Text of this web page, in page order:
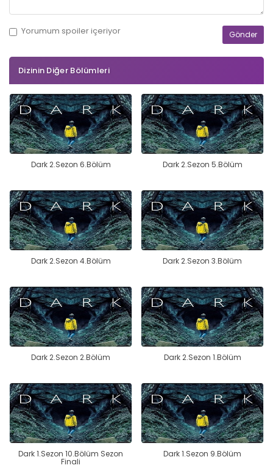
Yorumum spoileriçeriyor
Dizinin Diğer Bölümleri
Dark 2.Sezon 6.Bölüm Dark 2.Sezon 5.Bölüm
Dark 2.Sezon 4.Bölüm Dark 2.Sezon 3.Bölüm
Dark 2.Sezon 2.Bölüm Dark 2.Sezon 1.Bölüm
Dark 1.Sezon 10.Bölüm Sezon
Finali
Dark 1.Sezon 9.Bölüm